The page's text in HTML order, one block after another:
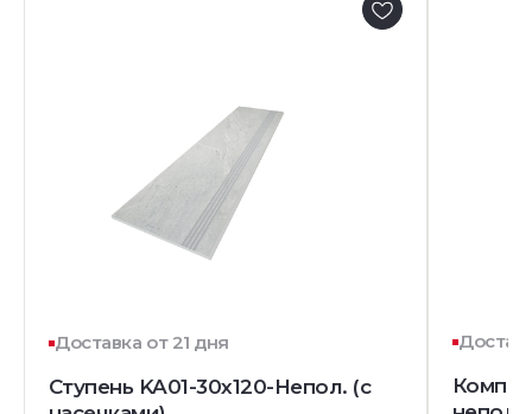
Доставка от 21 дня
Ступень KA01-30x120-Непол. (с